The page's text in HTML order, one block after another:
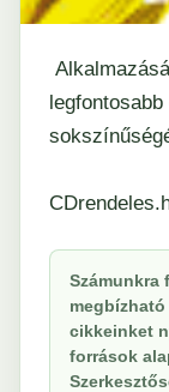
Számunkra
cikkeinket
források